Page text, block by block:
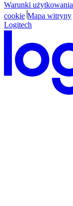
Warunki użytkowania
cookie Mapa witryny
Logitech